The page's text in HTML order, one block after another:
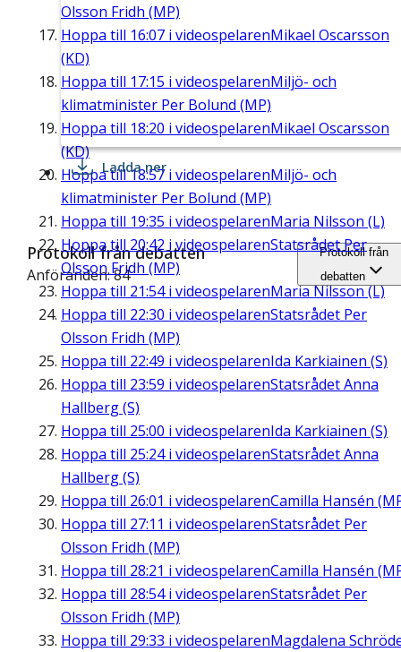
Olsson Fridh (MP)
Hoppa till 16:07 i videospelarenMikael Oscarsson
(KD)
Hoppa till 17:15 i videospelarenMiljö- och
klimatminister Per Bolund (MP)
Hoppa till 18:20 i videospelarenMikael Oscarsson
(KD)
Hoppa till18:57 i videospelarenMiljö- och
klimatminister Per Bolund (MP)
Hoppa till 19:35 i videospelarenMaria Nilsson (L)
Hoppa till 20:42 i videospelarenStatsrådet Per
Olsson Fridh (MP)
Hoppa till 21:54i videospelarenMaria Nilsson (L)
Hoppa till 22:30 i videospelarenStatsrådet Per
Olsson Fridh (MP)
Hoppa till 22:49 i videospelarenIda Karkiainen (S)
Hoppa till 23:59 i videospelarenStatsrådet Anna
Hallberg (S)
Hoppa till 25:00 i videospelarenIda Karkiainen (S)
Hoppa till 25:24i videospelarenStatsrådet Anna
Hallberg (S)
Hoppa till 26:01 i videospelarenCamilla Hansén
Hoppa till 27:11 i videospelarenStatsrådet Per
Olsson Fridh (MP)
Hoppa till 28:21 i videospelarenCamilla Hansén
Hoppa till 28:54i videospelarenStatsrådet Per
Olsson Fridh (MP)
Hoppa till 29:33 i videospelarenMagdalena
Ladda ner
Protokoll från debatten
Anföranden: 84
Protokoll från
debatten